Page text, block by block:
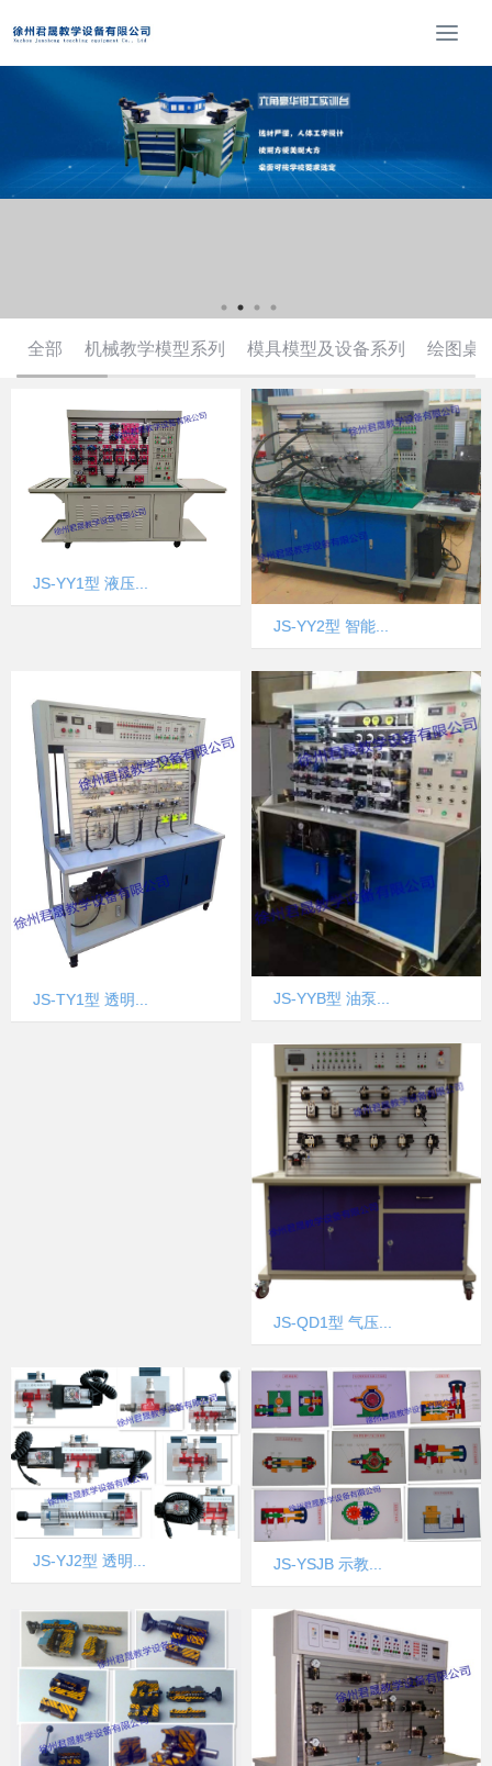
T
o
e
a
t
i
o
n
全部 机械教学模型系列 模具模型及设备系列 绘图桌
JS-YY1型 液压...
JS-YY2型 智能...
JS-TY1型 透明... JS-YYB型 油泵...
JS-QD1型 气压...
JS-YJ2型 透明... JS-YSJB 示教...